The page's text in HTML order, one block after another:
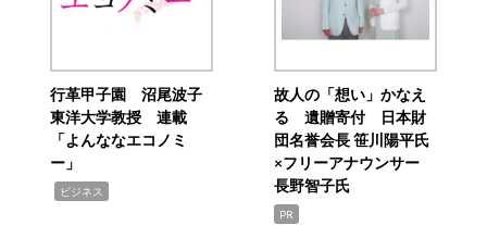
行革甲子園 沼尾波子
東洋大学教授 連載
「よんななエコノミ
ー」
ビジネス
故人の「想い」かなえ
る 遺贈寄付 日本財
団名誉会長 笹川陽平氏
×フリーアナウンサー
長野智子氏
PR